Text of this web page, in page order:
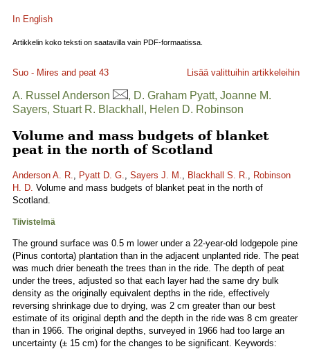
In English
Artikkelin koko teksti on saatavilla vain PDF-formaatissa.
Suo - Mires and peat 43 Lisää valittuihin artikkeleihin
A. Russel Anderson
, D. Graham Pyatt, Joanne M.
Sayers, Stuart R. Blackhall, Helen D. Robinson
Volume and mass budgets of blanket
peat in the north of Scotland
Anderson A. R., Pyatt D. G., Sayers J. M., Blackhall S. R., Robinson
H. D. Volume and mass budgets of blanket peat in the north of
Scotland.
Tiivistelmä
The ground surface was 0.5 m lower under a 22-year-old lodgepole pine
(Pinus contorta) plantation than in the adjacent unplanted ride. The peat
was much drier beneath the trees than in the ride. The depth of peat
under the trees, adjusted so that each layer had the same dry bulk
density as the originally equivalent depths in the ride, effectively
reversing shrinkage due to drying, was 2 cm greater than our best
estimate of its original depth and the depth in the ride was 8 cm greater
than in 1966. The original depths, surveyed in 1966 had too large an
uncertainty (± 15 cm) for the changes to be significant. Keywords: